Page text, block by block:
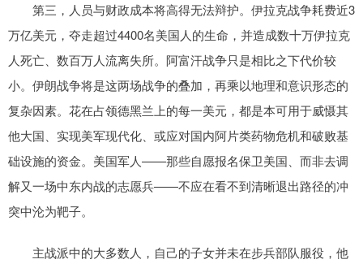
第三，人员与财政成本将高得无法辩护。伊拉克战争耗费近3
万亿美元，夺走超过4400名美国人的生命，并造成数十万伊拉克
人死亡、数百万人流离失所。阿富汗战争只是相比之下代价较
小。伊朗战争将是这两场战争的叠加，再乘以地理和意识形态的
复杂因素。花在占领德黑兰上的每一美元，都是本可用于威慑其
他大国、实现美军现代化、或应对国内阿片类药物危机和破败基
础设施的资金。美国军人——那些自愿报名保卫美国、而非去调
解又一场中东内战的志愿兵——不应在看不到清晰退出路径的冲
突中沦为靶子。
主战派中的大多数人，自己的子女并未在步兵部队服役，他